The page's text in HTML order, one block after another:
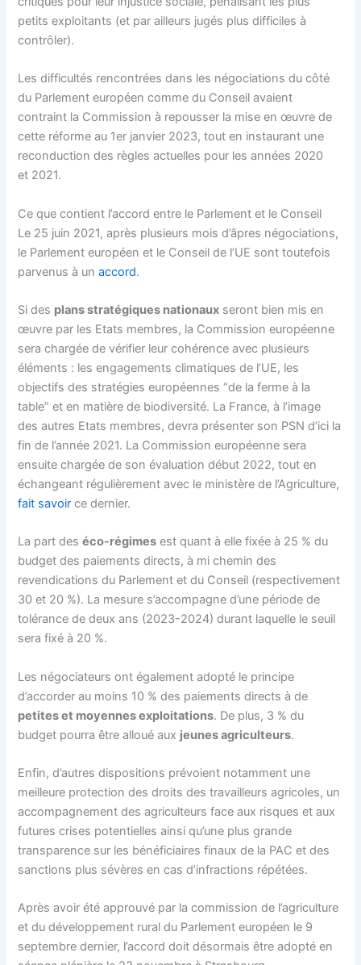
petits exploitants (et par ailleurs jugés plus difficiles à
contrôler).
Les difficultés rencontrées dans les négociations du côté
du Parlement européen comme du Conseil avaient
contraint la Commission à repousser la mise en œuvre de
cette réforme au 1er janvier 2023, tout en instaurant une
reconduction des règles actuelles pour les années 2020
et 2021.
Ce que contient l’accord entre le Parlement et le Conseil
Le 25 juin 2021, après plusieurs mois d’âpres négociations,
le Parlement européen et le Conseil de l’UE sont toutefois
parvenus à unaccord.
Si des plans stratégiques nationaux seront bien mis en
œuvre par les Etats membres, la Commission européenne
sera chargée de vérifier leur cohérence avec plusieurs
éléments : les engagements climatiques de l’UE, les
objectifs des stratégies européennes “de la ferme à la
table” et en matière de biodiversité. La France, à l’image
des autres Etats membres, devra présenter son PSN d’ici la
fin de l’année 2021. La Commission européenne sera
ensuite chargée de son évaluation début 2022, tout en
échangeant régulièrement avec le ministère de l’Agriculture,
fait savoir ce dernier.
La part deséco-régimes est quant à elle fixée à 25 % du
budget des paiements directs, à mi chemin des
revendications du Parlement et du Conseil (respectivement
30 et 20 %). La mesure s’accompagne d’une période de
tolérance de deux ans (2023-2024) durant laquelle le seuil
sera fixé à 20 %.
Les négociateurs ont également adopté le principe
d’accorder au moins 10 % des paiements directs à de
petites et moyennes exploitations. De plus, 3 % du
budget pourra être alloué aux jeunes agriculteurs.
Enfin, d’autres dispositions prévoient notamment une
meilleure protection des droits des travailleurs agricoles, un
accompagnement des agriculteurs face aux risques et aux
futures crises potentielles ainsi qu’une plus grande
transparence sur les bénéficiaires finaux de la PAC et des
sanctions plus sévères en cas d’infractions répétées.
Après avoir été approuvé par la commission de l’agriculture
et du développement rural du Parlement européen le 9
septembre dernier, l’accord doit désormais être adopté en